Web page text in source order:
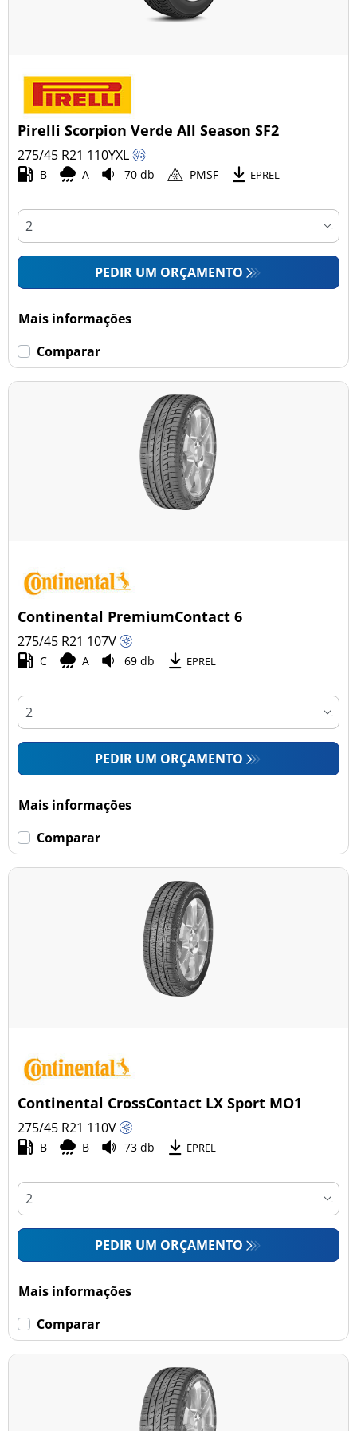
Pirelli Scorpion Verde All Season SF2
275/45 R21 110YXL
B A 70 db PMSF EPREL
PEDIR UM ORÇAMENTO
Mais informações
Comparar
Continental PremiumContact 6
275/45 R21 107V
C A 69 db EPREL
PEDIR UM ORÇAMENTO
Mais informações
Comparar
Continental CrossContact LX Sport MO1
275/45 R21 110V
B B 73 db EPREL
PEDIR UM ORÇAMENTO
Mais informações
Comparar